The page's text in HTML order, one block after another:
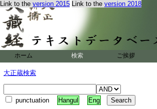
Link to the version 2015 Link to the version 2018
ホーム 検索 ご挨拶
大正蔵検索
punctuation Hangul Eng